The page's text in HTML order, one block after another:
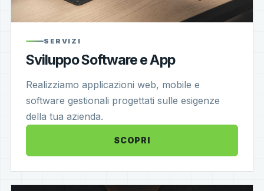
SERVIZI
Sviluppo Software e App
Realizziamo applicazioni web, mobile e
software gestionali progettati sulle esigenze
della tua azienda.
SCOPRI